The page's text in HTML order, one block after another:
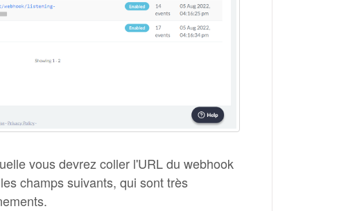
vous devrez coller l'URL du webhook
champs suivants, qui sont très